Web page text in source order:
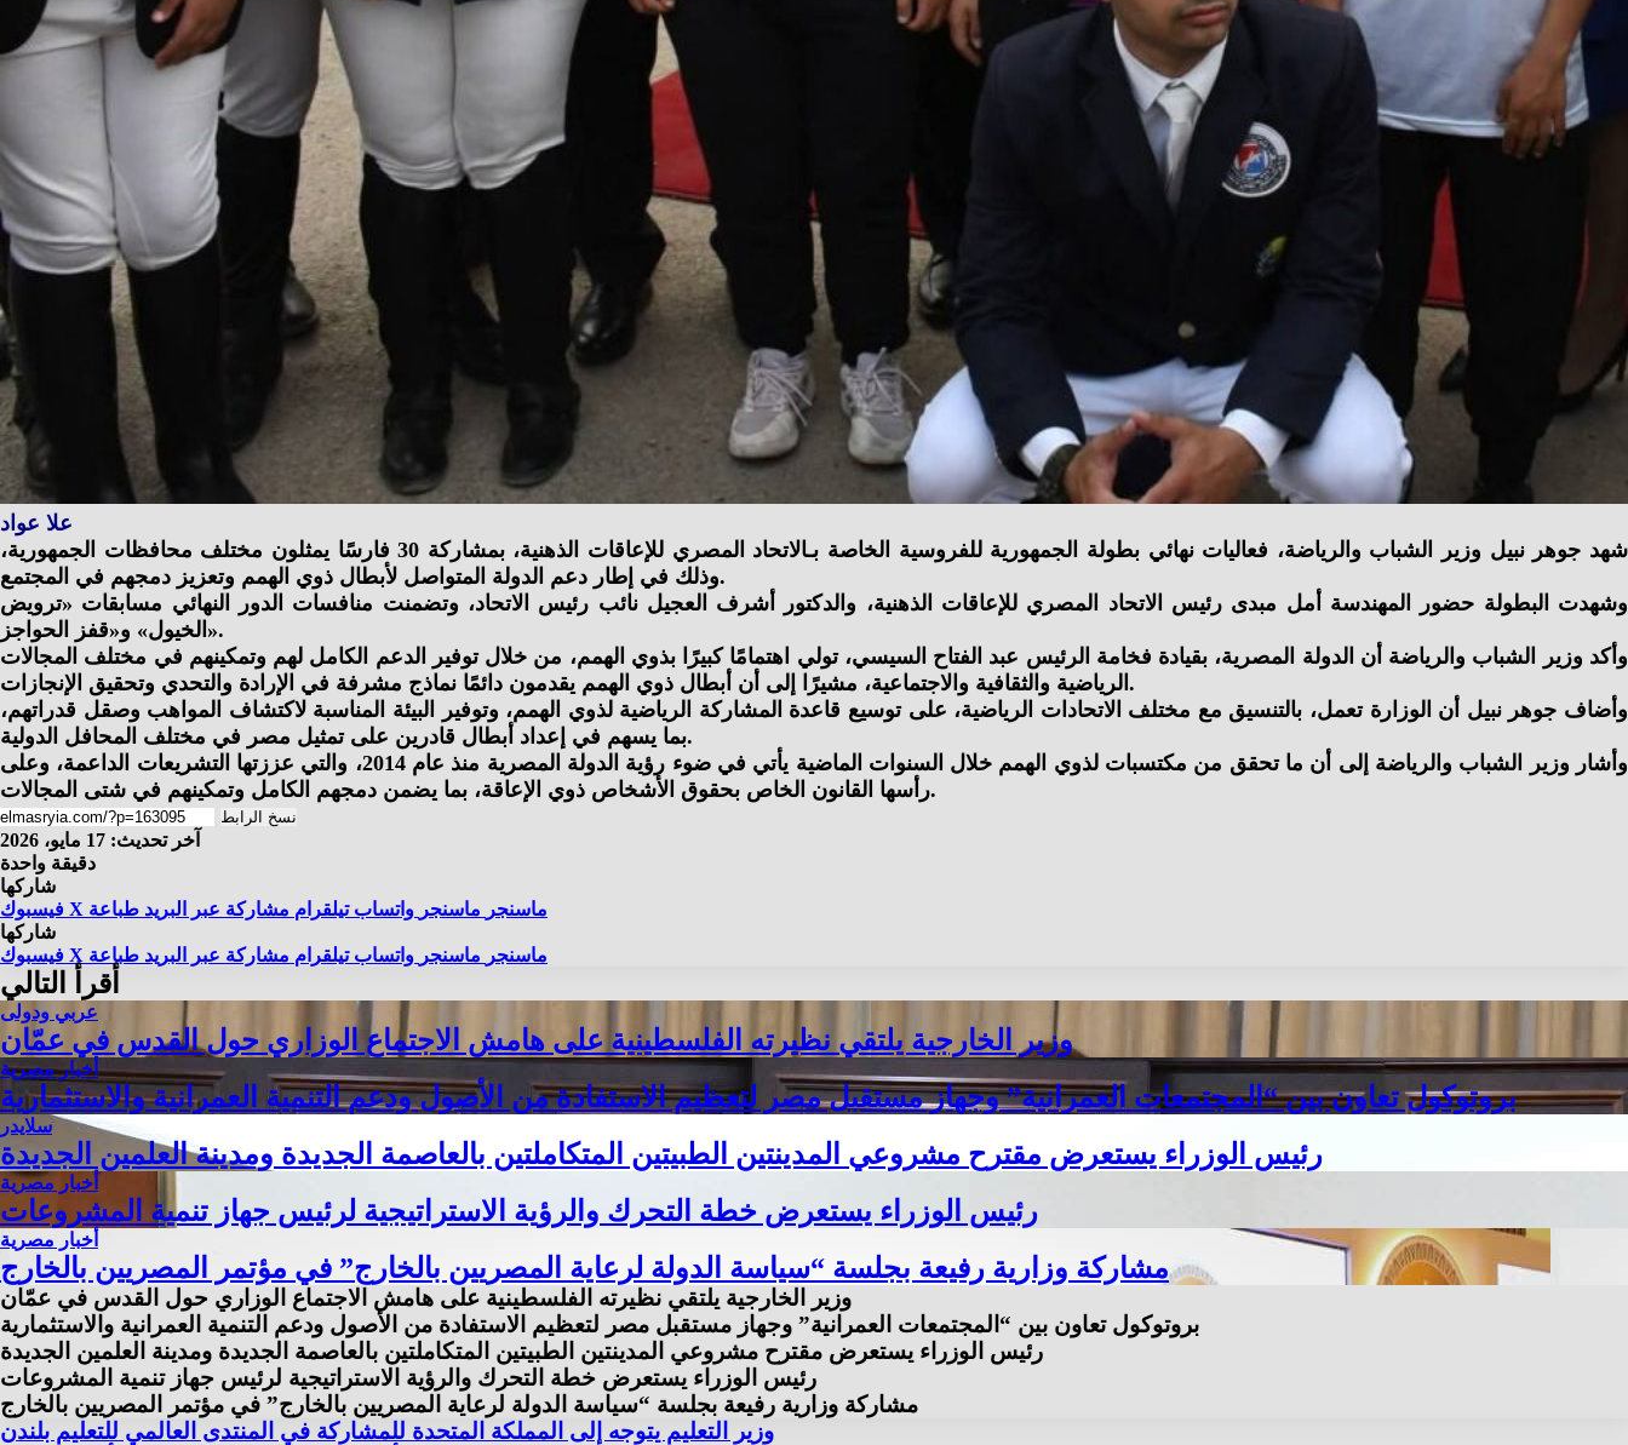
شهد جوهر نبيل وزير الشباب والرياضة، فعاليات نهائي بطولة الجمهورية للفروسية الخاصة بـالاتحاد المصري للإعاقات الذهنية، بمشاركة 30 فارسًا يمثلون مختلف محافظات الجمهورية،
وذلك في إطار دعم الدولة المتواصل لأبطال ذوي الهمم وتعزيز دمجهم في المجتمع.
وشهدت البطولة حضور المهندسة أمل مبدى رئيس الاتحاد المصري للإعاقات الذهنية، والدكتور أشرف العجيل نائب رئيس الاتحاد، وتضمنت منافسات الدور النهائي مسابقات «ترويض
الخيول» و«قفز الحواجز».
وأكد وزير الشباب والرياضة أن الدولة المصرية، بقيادة فخامة الرئيس عبد الفتاح السيسي، تولي اهتمامًا كبيرًا بذوي الهمم، من خلال توفير الدعم الكامل لهم وتمكينهم في مختلف المجالات
الرياضية والثقافية والاجتماعية، مشيرًا إلى أن أبطال ذوي الهمم يقدمون دائمًا نماذج مشرفة في الإرادة والتحدي وتحقيق الإنجازات.
وأضاف جوهر نبيل أن الوزارة تعمل، بالتنسيق مع مختلف الاتحادات الرياضية، على توسيع قاعدة المشاركة الرياضية لذوي الهمم، وتوفير البيئة المناسبة لاكتشاف المواهب وصقل قدراتهم،
بما يسهم في إعداد أبطال قادرين على تمثيل مصر في مختلف المحافل الدولية.
وأشار وزير الشباب والرياضة إلى أن ما تحقق من مكتسبات لذوي الهمم خلال السنوات الماضية يأتي في ضوء رؤية الدولة المصرية منذ عام 2014، والتي عززتها التشريعات الداعمة، وعلى
رأسها القانون الخاص بحقوق الأشخاص ذوي الإعاقة، بما يضمن دمجهم الكامل وتمكينهم في شتى المجالات.
نسخ الرابط
آخر تحديث: 17 مايو، 2026
دقيقة واحدة
شاركها
فيسبوك X ماسنجر ماسنجر واتساب تيلقرام مشاركة عبر البريد طباعة
شاركها
فيسبوك X ماسنجر ماسنجر واتساب تيلقرام مشاركة عبر البريد طباعة
أقرأ التالي
عربي ودولى
وزير الخارجية يلتقي نظيرته الفلسطينية على هامش الاجتماع الوزاري حول القدس في عمّان
أخبار مصرية
بروتوكول تعاون بين “المجتمعات العمرانية” وجهاز مستقبل مصر لتعظيم الاستفادة من الأصول ودعم التنمية العمرانية والاستثمارية
سلايدر
رئيس الوزراء يستعرض مقترح مشروعي المدينتين الطبيتين المتكاملتين بالعاصمة الجديدة ومدينة العلمين الجديدة
أخبار مصرية
رئيس الوزراء يستعرض خطة التحرك والرؤية الاستراتيجية لرئيس جهاز تنمية المشروعات
أخبار مصرية
مشاركة وزارية رفيعة بجلسة “سياسة الدولة لرعاية المصريين بالخارج” في مؤتمر المصريين بالخارج
وزير الخارجية يلتقي نظيرته الفلسطينية على هامش الاجتماع الوزاري حول القدس في عمّان
بروتوكول تعاون بين “المجتمعات العمرانية” وجهاز مستقبل مصر لتعظيم الاستفادة من الأصول ودعم التنمية العمرانية والاستثمارية
رئيس الوزراء يستعرض مقترح مشروعي المدينتين الطبيتين المتكاملتين بالعاصمة الجديدة ومدينة العلمين الجديدة
رئيس الوزراء يستعرض خطة التحرك والرؤية الاستراتيجية لرئيس جهاز تنمية المشروعات
مشاركة وزارية رفيعة بجلسة “سياسة الدولة لرعاية المصريين بالخارج” في مؤتمر المصريين بالخارج
وزير التعليم يتوجه إلى المملكة المتحدة للمشاركة في المنتدى العالمي للتعليم بلندن